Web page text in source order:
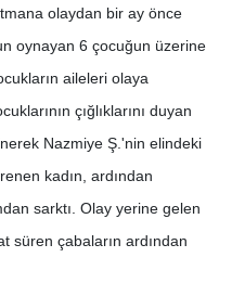
olaydan bir ay önce
oynayan 6 çocuğun üzerine
aileleri olaya
çığlıklarını duyan
Nazmiye Ş.'nin elindeki
kadın, ardından
sarktı. Olay yerine gelen
süren çabaların ardından